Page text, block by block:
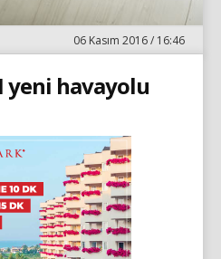
06 Kasım 2016 / 16:46
yeni havayolu